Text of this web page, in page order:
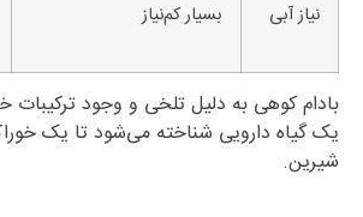
نیاز آبی بسیار کم‌نیاز
بادام کوهی به دلیل تلخی و وجود ترکیبات
یک گیاه دارویی شناخته می‌شود تا یک
شیرین.